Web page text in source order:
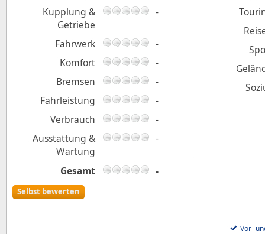
Kupplung &
Getriebe
-
Fahrwerk
-
Komfort
-
Bremsen
-
Fahrleistung
-
Verbrauch
-
Ausstattung &
Wartung
-
Gesamt -
Selbst bewerten
Vor-